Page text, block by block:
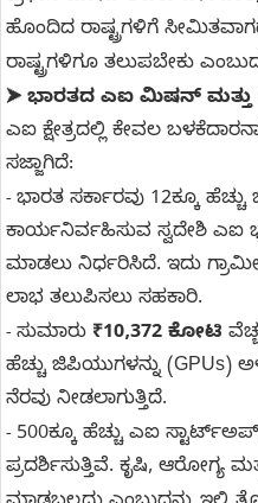
ಹೊಂದಿದ ರಾಷ್ಟ್ರಗಳಿಗೆ
ರಾಷ್ಟ್ರಗಳಿಗೂ ತಲುಪಬೇಕು
➤ ಭಾರತದ ಎಐ ಮಿಷನ್
ಎಐ ಕ್ಷೇತ್ರದಲ್ಲಿ ಕೇವಲ
ಸಜ್ಜಾಗಿದೆ:
- ಭಾರತ ಸರ್ಕಾರವು 12ಕ್ಕೂ
ಕಾರ್ಯನಿರ್ವಹಿಸುವ ಸ್ವದೇಶಿ ಎಐ
ಮಾಡಲು ನಿರ್ಧರಿಸಿದೆ. ಇದು
ಲಾಭ ತಲುಪಿಸಲು ಸಹಕಾರಿ.
- ಸುಮಾರು ₹10,372 ಕೋಟಿ
ಹೆಚ್ಚು ಜಿಪಿಯುಗಳನ್ನು
ನೆರವು ನೀಡಲಾಗುತ್ತಿದೆ.
- 500ಕ್ಕೂ ಹೆಚ್ಚು ಎಐ
ಪ್ರದರ್ಶಿಸುತ್ತಿವೆ. ಕೃಷಿ, ಆರೋಗ್ಯ